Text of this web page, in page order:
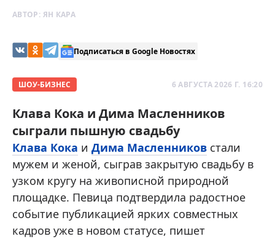
АВТОР: ЯН КАРА
Подписаться в Google Новостях
ШОУ-БИЗНЕС 6 АВГУСТА 2026 Г. 16:20
Клава Кока и Дима Масленников
сыграли пышную свадьбу
Клава Кока и Дима Масленников стали
мужем и женой, сыграв закрытую свадьбу в
узком кругу на живописной природной
площадке. Певица подтвердила радостное
событие публикацией ярких совместных
кадров уже в новом статусе, пишет